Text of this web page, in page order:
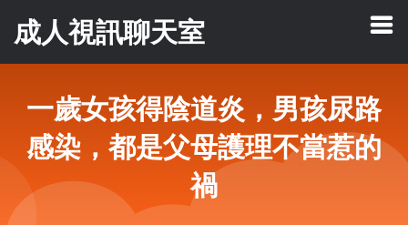
成人視訊聊天室
一歲女孩得陰道炎，男孩尿路
感染，都是父母護理不當惹的
禍